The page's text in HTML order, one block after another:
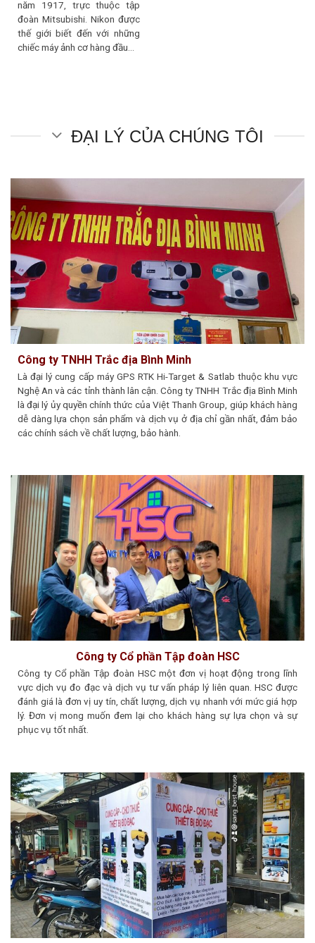
năm 1917, trực thuộc tập
đoàn Mitsubishi. Nikon được
thế giới biết đến với những
chiếc máy ảnh cơ hàng đầu…
ĐẠI LÝ CỦA CHÚNG TÔI
Công ty TNHH Trắc địa Bình Minh
Là đại lý cung cấp máy GPS RTK Hi-Target & Satlab thuộc khu vực
Nghệ An và các tỉnh thành lân cận. Công ty TNHH Trắc địa Bình Minh
là đại lý ủy quyền chính thức của Việt Thanh Group, giúp khách hàng
dễ dàng lựa chọn sản phẩm và dịch vụ ở địa chỉ gần nhất, đảm bảo
các chính sách về chất lượng, bảo hành.
Công ty Cổ phần Tập đoàn HSC
Công ty Cổ phần Tập đoàn HSC một đơn vị hoạt động trong lĩnh
vực dịch vụ đo đạc và dịch vụ tư vấn pháp lý liên quan. HSC được
đánh giá là đơn vị uy tín, chất lượng, dịch vụ nhanh với mức giá hợp
lý. Đơn vị mong muốn đem lại cho khách hàng sự lựa chọn và sự
phục vụ tốt nhất.